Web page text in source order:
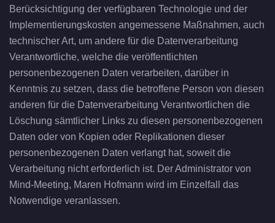
Berücksichtigung der verfügbaren Technologie und der
Implementierungskosten angemessene Maßnahmen, auch
technischer Art, um andere für die Datenverarbeitung
Verantwortliche, welche die veröffentlichten
personenbezogenen Daten verarbeiten, darüber in
Kenntnis zu setzen, dass die betroffene Person von diesen
anderen für die Datenverarbeitung Verantwortlichen die
Löschung sämtlicher Links zu diesen personenbezogenen
Daten oder von Kopien oder Replikationen dieser
personenbezogenen Daten verlangt hat, soweit die
Verarbeitung nicht erforderlich ist. Der Administrator von
Mind-Meeting, Maren Hofmann wird im Einzelfall das
Notwendige veranlassen.